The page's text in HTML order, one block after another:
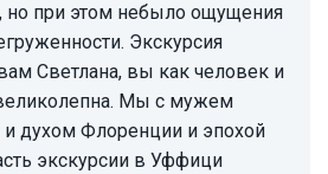
но при этом небыло ощущения
Экскурсия
Светлана, вы как человек и
Мы с мужем
и духом Флоренции и эпохой
экскурсии в Уффици